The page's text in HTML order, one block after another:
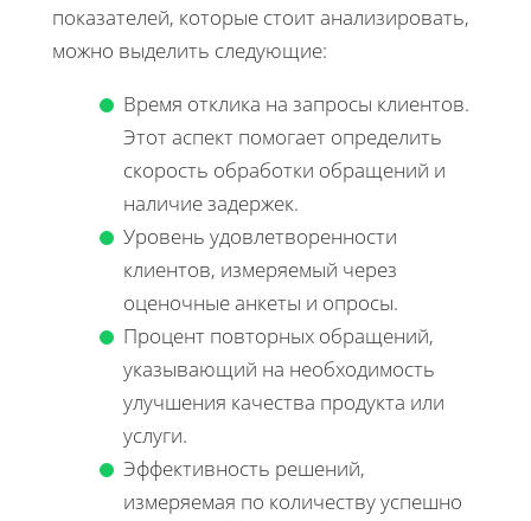
показателей, которые стоит анализировать,
можно выделить следующие:
Время отклика на запросы клиентов.
Этот аспект помогает определить
скорость обработки обращений и
наличие задержек.
Уровень удовлетворенности
клиентов, измеряемый через
оценочные анкеты и опросы.
Процент повторных обращений,
указывающий на необходимость
улучшения качества продукта или
услуги.
Эффективность решений,
измеряемая по количеству успешно